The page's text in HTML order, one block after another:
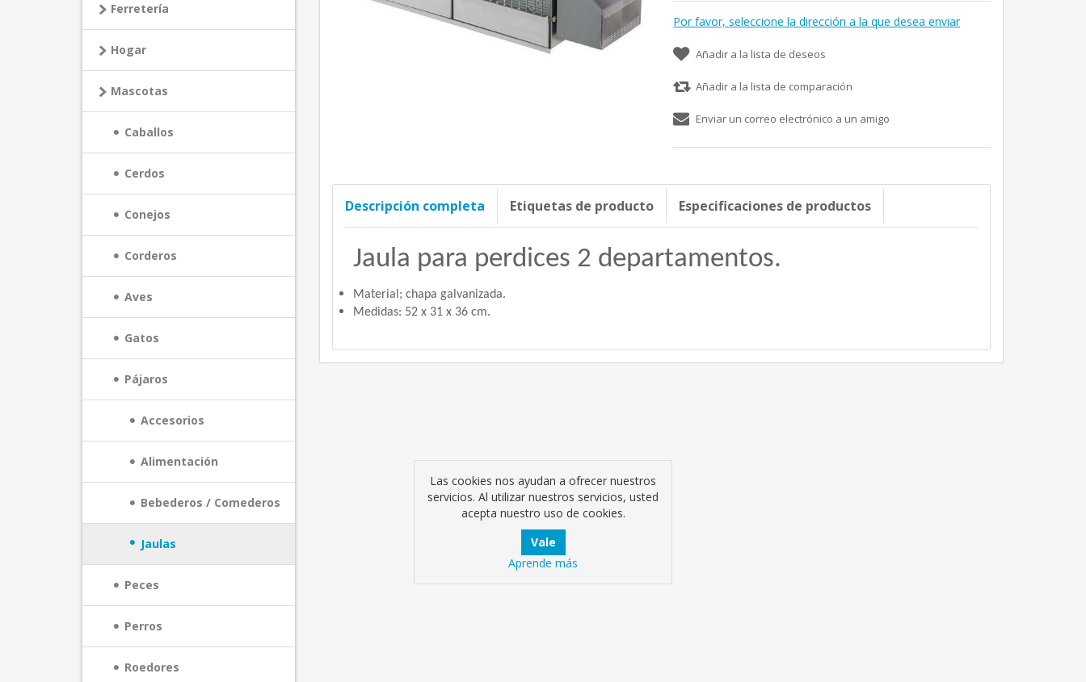
Por favor, seleccione la dirección a la que desea enviar
Añadir a la lista de deseos
Añadir a la lista de comparación
Enviar un correo electrónico a un amigo
Descripción completa Etiquetas de producto Especificaciones de productos
Jaula para perdices 2 departamentos.
Material; chapa galvanizada.
Medidas: 52 x 31 x 36 cm.
Ferretería
Hogar
Mascotas
Caballos
Cerdos
Conejos
Corderos
Aves
Gatos
Pájaros
Accesorios
Alimentación
Bebederos / Comederos
Jaulas
Peces
Perros
Roedores
Las cookies nos ayudan a ofrecer nuestros
servicios. Al utilizar nuestros servicios, usted
acepta nuestro uso de cookies.
Aprende más